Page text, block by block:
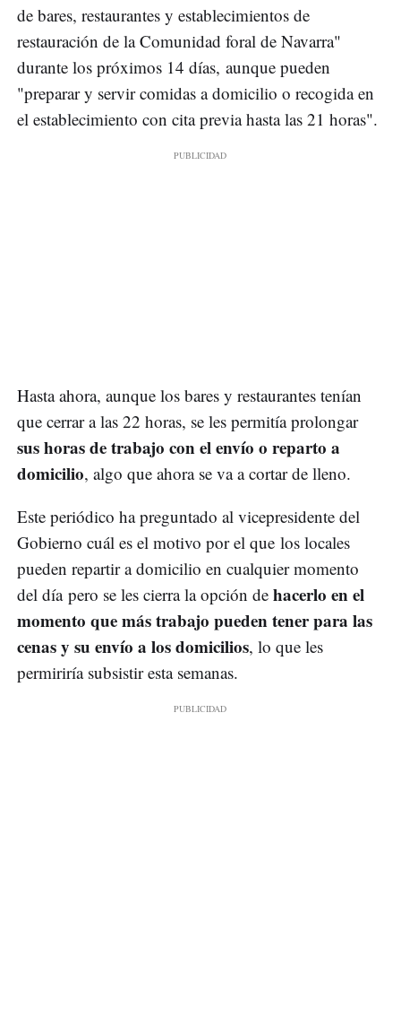
de bares, restaurantes y establecimientos de
restauración de la Comunidad foral de Navarra"
durante los próximos 14 días, aunque pueden
"preparar y servir comidas a domicilio o recogida en
el establecimiento con cita previa hasta las 21 horas".
Hasta ahora, aunque los bares y restaurantes tenían
que cerrar a las 22 horas, se les permitía prolongar
sus horas de trabajo con el envío o reparto a
domicilio, algo que ahora se va a cortar de lleno.
Este periódico ha preguntado al vicepresidente del
Gobierno cuál es el motivo por el que los locales
pueden repartir a domicilio en cualquier momento
del día pero se les cierra la opción de hacerlo en el
momento que más trabajo pueden tener para las
cenas y su envío a los domicilios, lo que les
permiriría subsistir esta semanas.